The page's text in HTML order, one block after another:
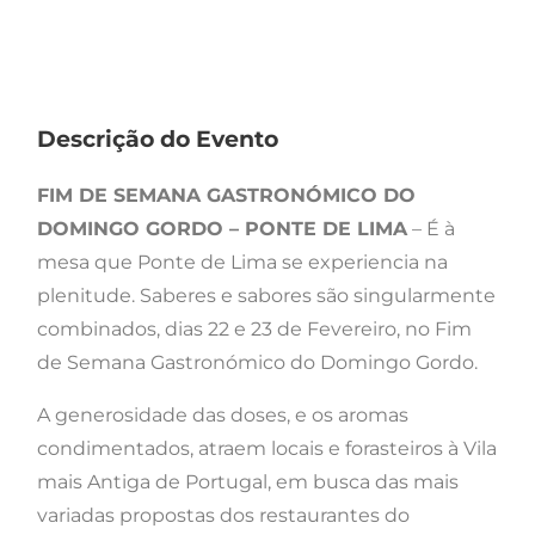
Descrição do Evento
FIM DE SEMANA GASTRONÓMICO DO
DOMINGO GORDO – PONTE DE LIMA– É à
mesa que Ponte de Lima se experiencia na
plenitude. Saberes e sabores são singularmente
combinados, dias 22 e 23 de Fevereiro, no Fim
de Semana Gastronómico do Domingo Gordo.
A generosidade das doses, e os aromas
condimentados, atraem locais e forasteiros à Vila
mais Antiga de Portugal, em busca das mais
variadas propostas dos restaurantes do